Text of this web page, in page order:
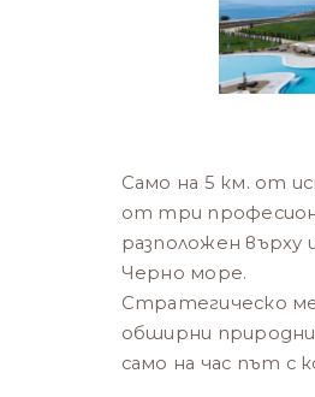
Само на 5 км. от
от три
разположен върху
Черно море.
Стратегическо
обширни природни
само на час път с